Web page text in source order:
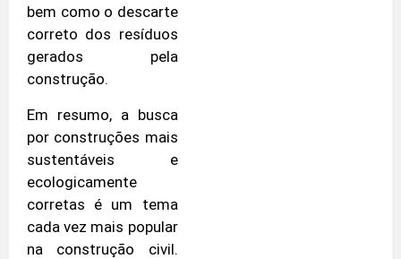
bem como o descarte
correto dos resíduos
gerados pela
construção.
Em resumo, a busca
por construções mais
sustentáveis e
ecologicamente
corretas é um tema
cada vez mais popular
na construção civil.